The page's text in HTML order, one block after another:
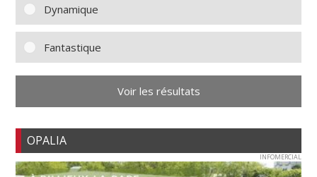
Dynamique
Fantastique
Voir les résultats
OPALIA
INFOMERCIAL